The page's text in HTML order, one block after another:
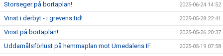
Storseger på bortaplan! 2025-06-24 14:52
Vinst i derbyt - i grevens tid! 2025-05-28 22:41
Vinst på bortaplan! 2025-05-26 20:37
Uddamålsförlust på hemmaplan mot Umedalens IF 2025-05-19 07:58